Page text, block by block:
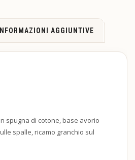
INFORMAZIONI AGGIUNTIVE
spugna di cotone, base avorio
spalle, ricamo granchio sul